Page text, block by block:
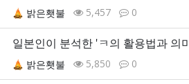
밝은횃불 5,457 0
일본인이 분석한 'ㅋ의 활용법과 의
밝은횃불 5,850 0